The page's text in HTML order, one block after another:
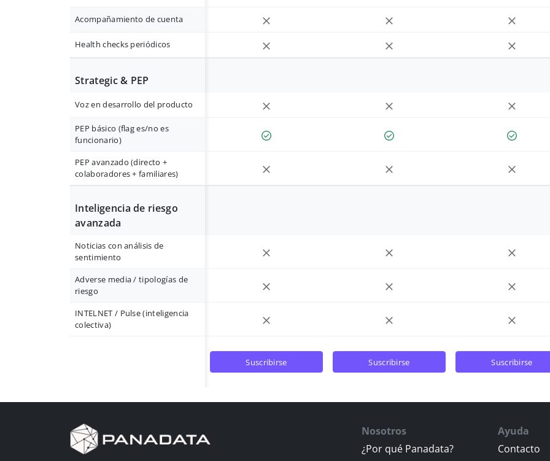
Acompañamiento de cuenta
Health checks periódicos
Strategic & PEP
Voz en desarrollo del producto
PEP básico (flag es/no es
funcionario)
PEP avanzado (directo +
colaboradores + familiares)
Inteligencia de riesgo
avanzada
Noticias con análisis de
sentimiento
Adverse media / tipologías de
riesgo
INTELNET / Pulse (inteligencia
colectiva)
suscribirse suscribirse suscribirse
Nosotros
¿Por qué Panadata?
Ayuda
Contacto